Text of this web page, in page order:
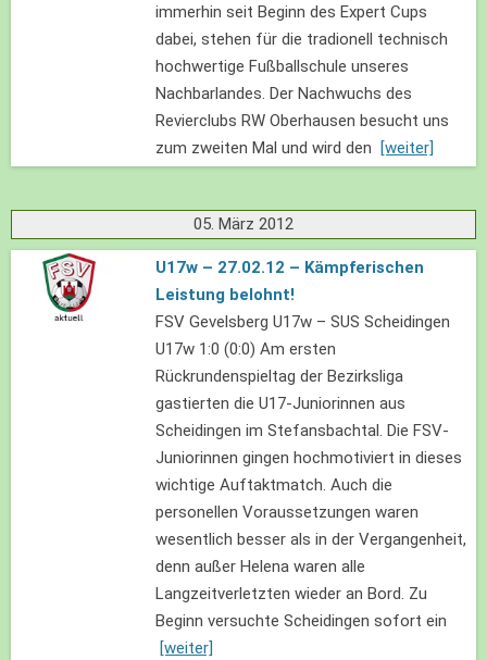
immerhin seit Beginn des Expert Cups
dabei, stehen für die tradionell technisch
hochwertige Fußballschule unseres
Nachbarlandes. Der Nachwuchs des
Revierclubs RW Oberhausen besucht uns
zum zweiten Mal und wird den
[weiter]
05. März 2012
U17w – 27.02.12 – Kämpferischen
Leistung belohnt!
FSV Gevelsberg U17w – SUS Scheidingen
U17w 1:0 (0:0) Am ersten
Rückrundenspieltag der Bezirksliga
gastierten die U17-Juniorinnen aus
Scheidingen im Stefansbachtal. Die FSV-
Juniorinnen gingen hochmotiviert in dieses
wichtige Auftaktmatch. Auch die
personellen Voraussetzungen waren
wesentlich besser als in der Vergangenheit,
denn außer Helena waren alle
Langzeitverletzten wieder an Bord. Zu
Beginn versuchte Scheidingen sofort ein
[weiter]